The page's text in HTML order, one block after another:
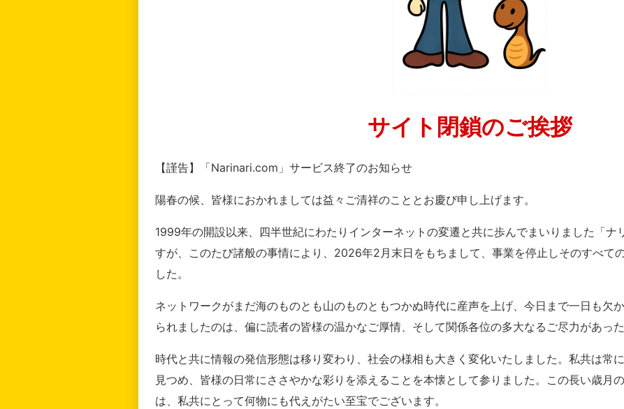
サイト閉鎖のご挨拶
【謹告】「Narinari.com」サービス終了のお知らせ
陽春の候、皆様におかれましては益々ご清祥のこととお慶び申し上げます。
1999年の開設以来、四半世紀にわたりインターネットの変遷と共に歩んでまいりました「ナ
すが、このたび諸般の事情により、2026年2月末日をもちまして、事業を停止しそのすべて
した。
ネットワークがまだ海のものとも山のものともつかぬ時代に産声を上げ、今日まで一日も欠
られましたのは、偏に読者の皆様の温かなご厚情、そして関係各位の多大なるご尽力があっ
時代と共に情報の発信形態は移り変わり、社会の様相も大きく変化いたしました。私共は常
見つめ、皆様の日常にささやかな彩りを添えることを本懐として参りました。この長い歳月
は、私共にとって何物にも代えがたい至宝でございます。